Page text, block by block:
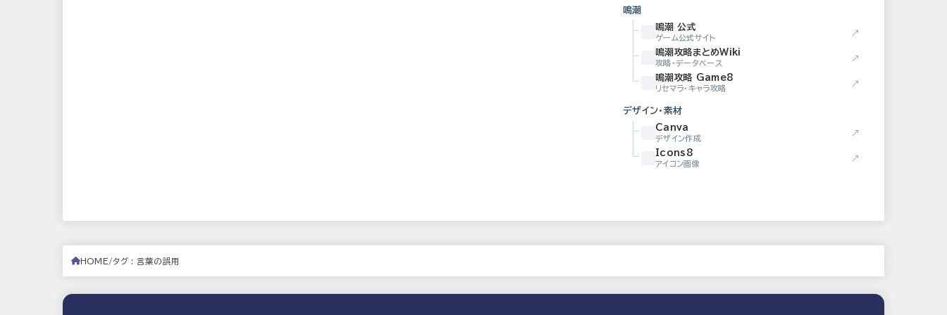
鳴潮
鳴潮 公式
ゲーム公式サイト
↗
鳴潮攻略まとめWiki
攻略・データベース
↗
鳴潮攻略 Game8
リセマラ・キャラ攻略
↗
デザイン・素材
Canva
デザイン作成
↗
Icons8
アイコン画像
↗
HOME タグ : 言葉の誤用